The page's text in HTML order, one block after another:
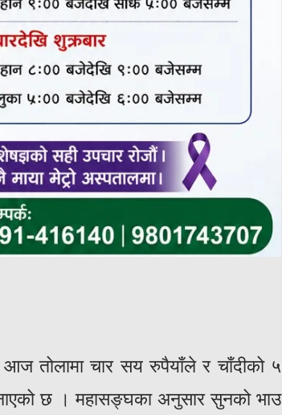
तोलामा चार सय रुपैयाँले र चाँदीको ५
छ । महासङ्घका अनुसार सुनको भाउ